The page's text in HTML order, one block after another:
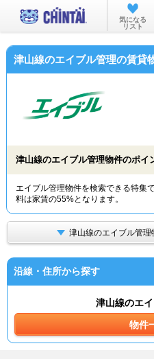
お部
気になる
リスト
津山線のエイブル管理の賃貸
津山線のエイブル管理物件のポイ
エイブル管理物件を検索できる特集
料は家賃の55%となります。
津山線のエイブル管理
沿線・住所から探す
津山線のエ
物件